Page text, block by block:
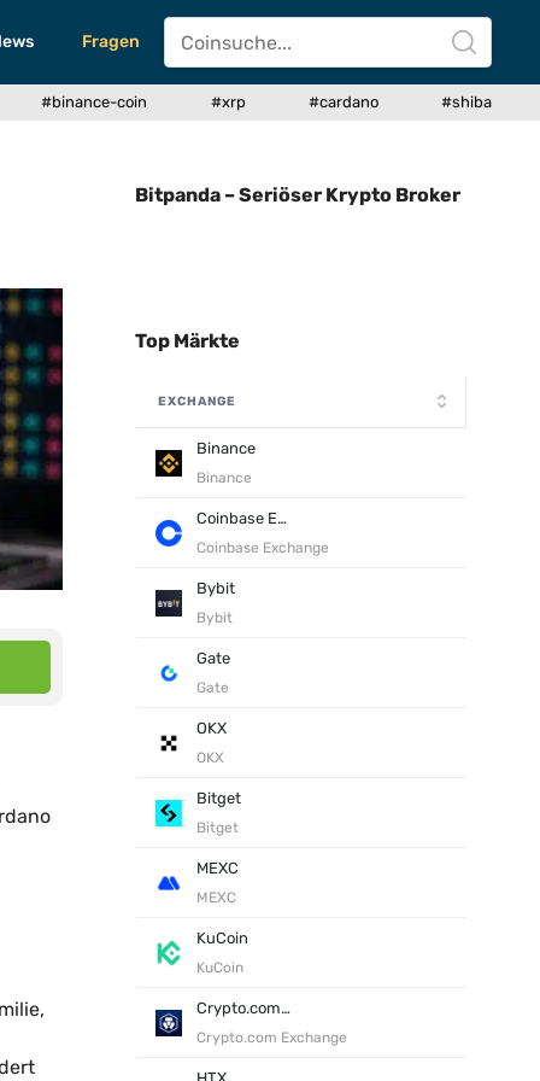
Fragen
#binance-coin #xrp #cardano #shiba
Bitpanda – Seriöser Krypto Broker
Top Märkte
EXCHANGE
Binance
Binance
Coinbase Exchange
Coinbase Exchange
Bybit
Bybit
Gate
Gate
OKX
OKX
Bitget
Bitget
MEXC
MEXC
KuCoin
KuCoin
Crypto.com Exchange
Crypto.com Exchange